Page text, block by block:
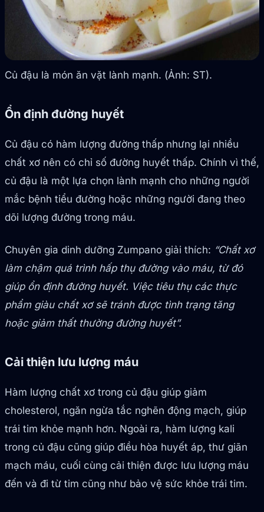
Củ đậu là món ăn vặt lành mạnh. (Ảnh: ST).
Ổn định đường huyết
Củ đậu có hàm lượng đường thấp nhưng lại nhiều
chất xơ nên có chỉ số đường huyết thấp. Chính vì thế,
củ đậu là một lựa chọn lành mạnh cho những người
mắc bệnh tiểu đường hoặc những người đang theo
dõi lượng đường trong máu.
Chuyên gia dinh dưỡng Zumpano giải thích: “Chất xơ
làm chậm quá trình hấp thụ đường vào máu, từ đó
giúp ổn định đường huyết. Việc tiêu thụ các thực
phẩm giàu chất xơ sẽ tránh được tình trạng tăng
hoặc giảm thất thường đường huyết”.
Cải thiện lưu lượng máu
Hàm lượng chất xơ trong củ đậu giúp giảm
cholesterol, ngăn ngừa tắc nghẽn động mạch, giúp
trái tim khỏe mạnh hơn. Ngoài ra, hàm lượng kali
trong củ đậu cũng giúp điều hòa huyết áp, thư giãn
mạch máu, cuối cùng cải thiện được lưu lượng máu
đến và đi từ tim cũng như bảo vệ sức khỏe trái tim.